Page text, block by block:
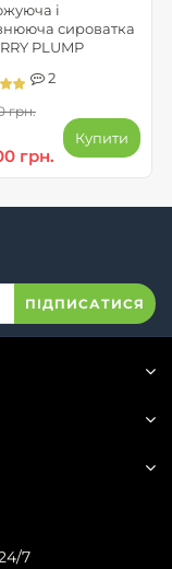
і
сироватка
PLUMP
2
грн.
грн.
Купити
ПІДПИСАТИСЯ
7